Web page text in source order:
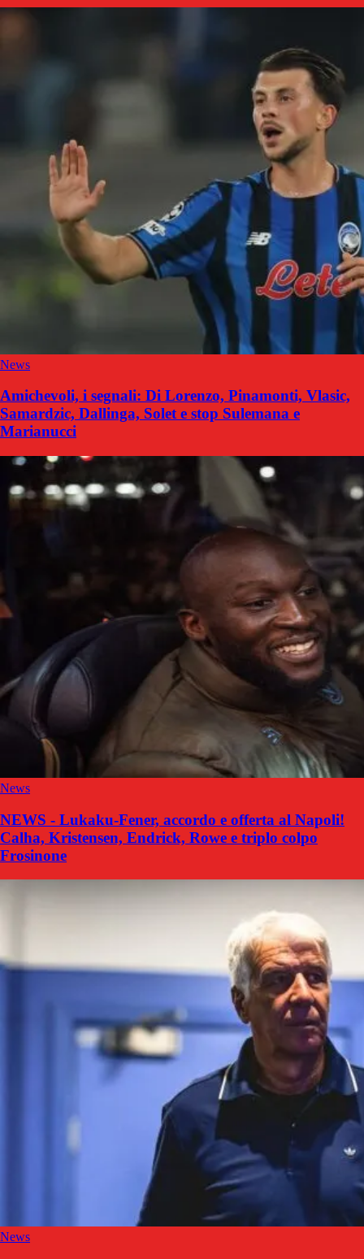
News
Amichevoli, i segnali: Di Lorenzo, Pinamonti, Vlasic,
Samardzic, Dallinga, Solet e stop Sulemana e
Marianucci
News
NEWS - Lukaku-Fener, accordo e offerta al Napoli!
Calha, Kristensen, Endrick, Rowe e triplo colpo
Frosinone
News